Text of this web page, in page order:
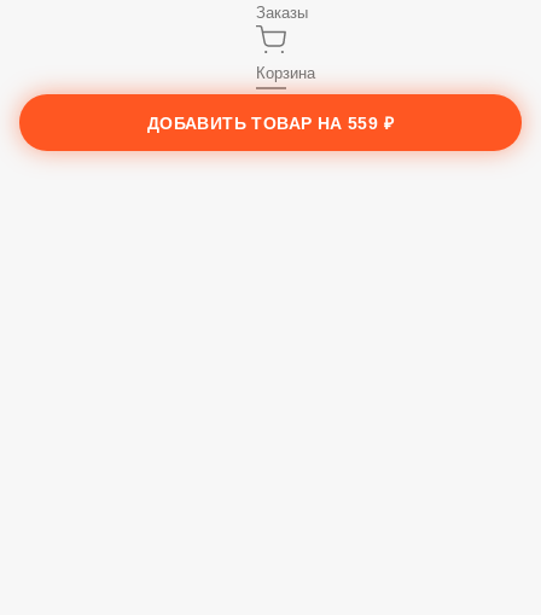
ДОБАВИТЬ ТОВАР НА559 ₽
Меню
Заказы
Корзина